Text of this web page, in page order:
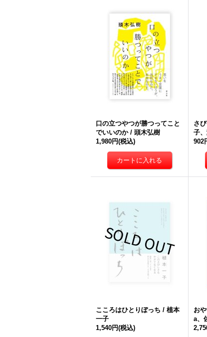
口の立つやつが勝つってこと
でいいのか / 頭木弘樹
1,980円(税込)
さ
子
902
こころはひとりぼっち / 植本
一子
1,540円(税込)
お
a、